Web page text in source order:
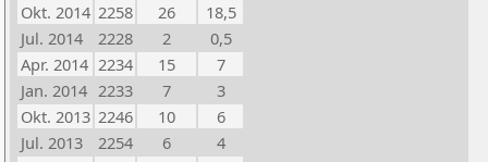
Okt. 2014 2258 26
18,5
Jul. 2014
2228 2
0,5
Apr. 2014 2234 15
7
Jan. 2014 2233 7
3
Okt. 2013 2246 10
6
Jul. 2013
2254 6
4